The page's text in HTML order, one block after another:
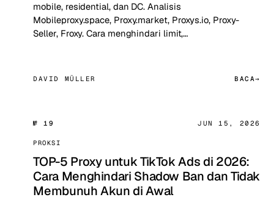
mobile, residential, dan DC. Analisis
Mobileproxy.space, Proxy.market, Proxys.io, Proxy-
Seller, Froxy. Cara menghindari limit,…
DAVID MÜLLER BACA
№ 19 JUN 15, 2026
PROKSI
TOP-5 Proxy untuk TikTok Ads di 2026:
Cara Menghindari Shadow Ban dan Tidak
Membunuh Akun di Awal